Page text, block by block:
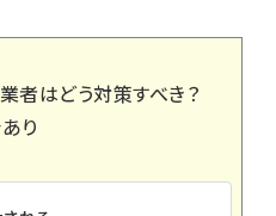
者はどう対策すべき？
り